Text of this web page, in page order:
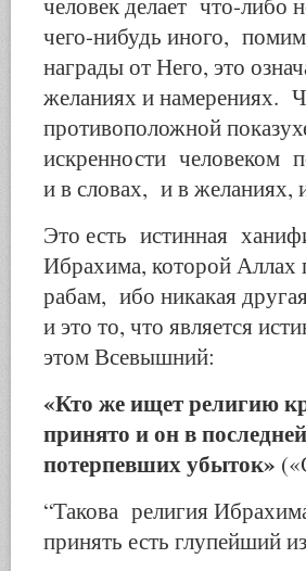
чего-нибудь иного,
награды от Него, это
желаниях и намерениях.
противоположной
искренности человеком
и в словах, и в желаниях,
Это есть истинная
Ибрахима, которой Аллах
рабам, ибо никакая
и это то, что является
этом Всевышний:
«Кто же ищет религию
принято и он в
потерпевших убыток»
“Такова религия
принять есть глупейший